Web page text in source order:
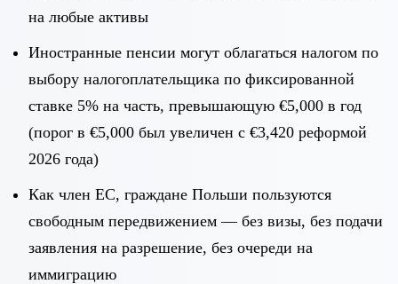
на любые активы
Иностранные пенсии могут облагаться налогом по
выбору налогоплательщика по фиксированной
ставке 5% на часть, превышающую €5,000 в год
(порог в €5,000 был увеличен с €3,420 реформой
2026 года)
Как член ЕС, граждане Польши пользуются
свободным передвижением — без визы, без подачи
заявления на разрешение, без очереди на
иммиграцию